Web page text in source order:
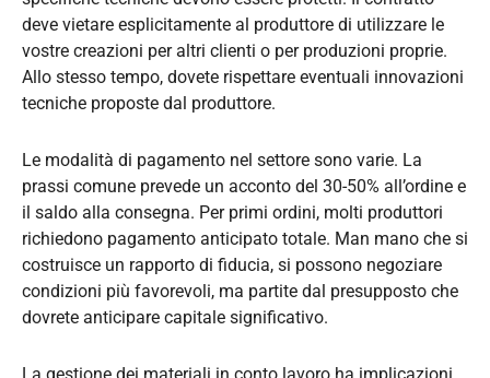
deve vietare esplicitamente al produttore di utilizzare le
vostre creazioni per altri clienti o per produzioni proprie.
Allo stesso tempo, dovete rispettare eventuali innovazioni
tecniche proposte dal produttore.
Le modalità di pagamento nel settore sono varie. La
prassi comune prevede un acconto del 30-50% all’ordine e
il saldo alla consegna. Per primi ordini, molti produttori
richiedono pagamento anticipato totale. Man mano che si
costruisce un rapporto di fiducia, si possono negoziare
condizioni più favorevoli, ma partite dal presupposto che
dovrete anticipare capitale significativo.